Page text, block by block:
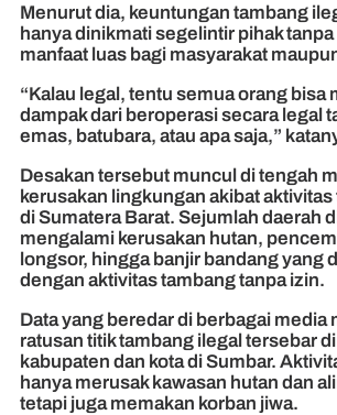
Menurut dia, keuntungan tambang
hanya dinikmati segelintir pihak
manfaat luas bagi masyarakat
“Kalau legal, tentu semua orang bisa
dampak dari beroperasi secara legal
emas, batubara, atau apa saja,”
Desakan tersebut muncul di tengah
kerusakan lingkungan akibat
di Sumatera Barat. Sejumlah daerah
mengalami kerusakan hutan,
longsor, hingga banjir bandang yang
dengan aktivitas tambang tanpa izin.
Data yang beredar di berbagai media
ratusan titik tambang ilegal tersebar
kabupaten dan kota di Sumbar.
hanya merusak kawasan hutan dan
tetapi juga memakan korban jiwa.